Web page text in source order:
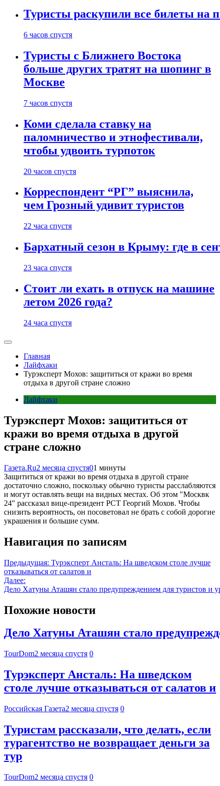
Туристы раскупили все билеты на
6 часов спустя
Туристы с Ближнего Востока
больше других тратят на шопинг в
Москве
7 часов спустя
Коми сделала ставку на
паломничество и этнофестивали,
чтобы удвоить турпоток
20 часов спустя
Корреспондент “РГ” выяснила,
чем Грозный удивит туристов
22 часа спустя
Бархатный сезон в Крыму: где в
23 часа спустя
Стоит ли ехать в отпуск на машине
летом 2026 года?
24 часа спустя
Главная
Лайфхаки
Турэксперт Мохов: защититься от кражи во время
отдыха в другой стране сложно
Лайфхаки
Турэксперт Мохов: защититься от
кражи во время отдыха в другой
стране сложно
Газета.Ru2 месяца спустя01 минуты
Защититься от кражи во время отдыха в другой стране
достаточно сложно, поскольку обычно туристы расслабляются
и могут оставлять вещи на видных местах. Об этом "Москвк
24" рассказал вице-президент РСТ Георгий Мохов. Чтобы
снизить вероятность, он посоветовал не брать с собой дорогие
украшения и большие сумм.
Навигация по записям
Предыдущая: Турэксперт Ансталь: На шведском столе лучше
отказываться от салатов и
Далее:
Дело Хатуны Аташян стало предупреждением для туристов и
Похожие новости
Дело Хатуны Аташян стало
TourDom2 месяца спустя 0
Турэксперт Ансталь: На шведском
столе лучше отказываться от салатов и
Российская Газета2 месяца спустя 0
Туристам рассказали, что делать, если
турагентство не возвращает деньги за
тур
TourDom2 месяца спустя 0